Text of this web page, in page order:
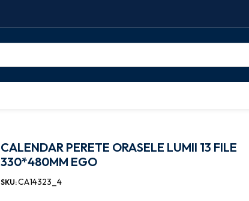
CALENDAR PERETE ORASELE LUMII 13 FILE
330*480MM EGO
SKU:CA14323_4